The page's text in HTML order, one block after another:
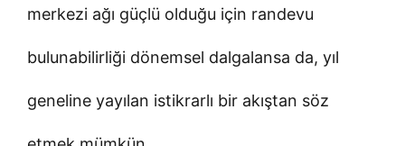
merkezi ağı güçlü olduğu için randevu
bulunabilirliği dönemsel dalgalansa da, yıl
geneline yayılan istikrarlı bir akıştan söz